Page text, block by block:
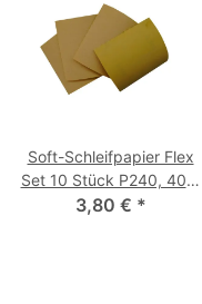
Soft-Schleifpapier Flex
Set 10 Stück P240, 400,
600, 800
3,80 € *